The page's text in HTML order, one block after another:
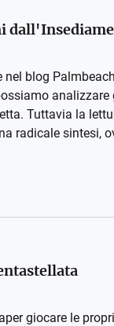
blog
Tuttavia la
radicale sintesi,
giocare le